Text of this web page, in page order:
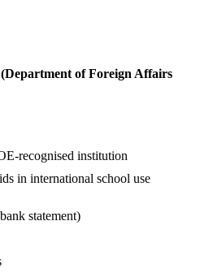
of Foreign Affairs
recognised institution
in international school use
statement)